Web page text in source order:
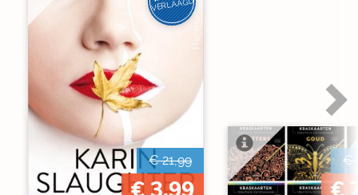
VERLAAGD
€ 21,99 €